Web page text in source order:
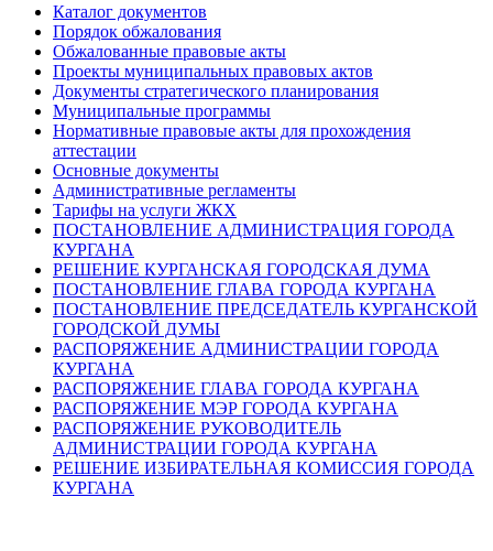
Каталог документов
Порядок обжалования
Обжалованные правовые акты
Проекты муниципальных правовых актов
Документы стратегического планирования
Муниципальные программы
Нормативные правовые акты для прохождения
аттестации
Основные документы
Административные регламенты
Тарифы на услуги ЖКХ
ПОСТАНОВЛЕНИЕ АДМИНИСТРАЦИЯ ГОРОДА
КУРГАНА
РЕШЕНИЕ КУРГАНСКАЯ ГОРОДСКАЯ ДУМА
ПОСТАНОВЛЕНИЕ ГЛАВА ГОРОДА КУРГАНА
ПОСТАНОВЛЕНИЕ ПРЕДСЕДАТЕЛЬ КУРГАНСКОЙ
ГОРОДСКОЙ ДУМЫ
РАСПОРЯЖЕНИЕ АДМИНИСТРАЦИИ ГОРОДА
КУРГАНА
РАСПОРЯЖЕНИЕ ГЛАВА ГОРОДА КУРГАНА
РАСПОРЯЖЕНИЕ МЭР ГОРОДА КУРГАНА
РАСПОРЯЖЕНИЕ РУКОВОДИТЕЛЬ
АДМИНИСТРАЦИИ ГОРОДА КУРГАНА
РЕШЕНИЕ ИЗБИРАТЕЛЬНАЯ КОМИССИЯ ГОРОДА
КУРГАНА